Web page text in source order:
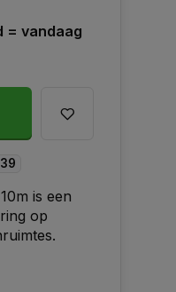
= vandaag
38
is een
op